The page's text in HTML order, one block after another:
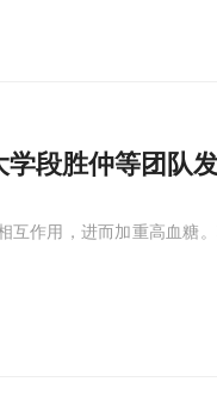
段胜仲等团队
作用，进而加重高血糖